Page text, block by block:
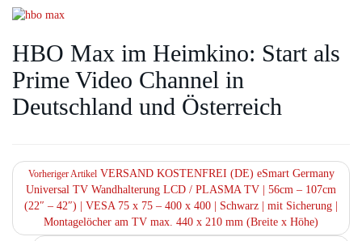
HBO Max im Heimkino: Start als
Prime Video Channel in
Deutschland und Österreich
Vorheriger ArtikelVERSAND KOSTENFREI (DE) eSmart Germany
Universal TV Wandhalterung LCD / PLASMA TV | 56cm – 107cm
(22″ – 42″) | VESA 75 x 75 – 400 x 400 | Schwarz | mit Sicherung |
Montagelöcher am TV max. 440 x 210 mm (Breite x Höhe)